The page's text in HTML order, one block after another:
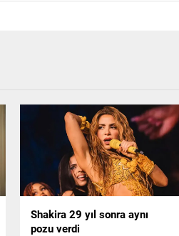
Shakira 29 yıl sonra aynı
pozu verdi